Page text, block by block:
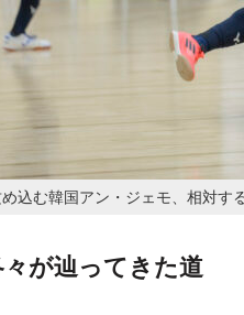
込む韓国アン・ジェモ、相対
が辿ってきた道